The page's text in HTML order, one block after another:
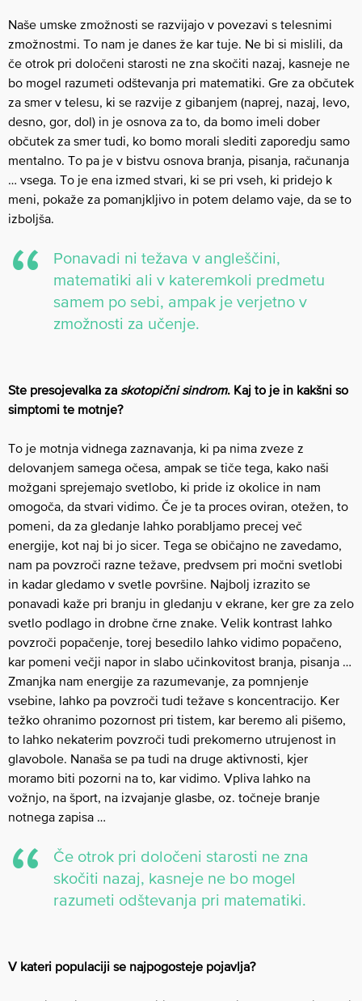
Naše umske zmožnosti se razvijajo v povezavi s telesnimi
zmožnostmi. To nam je danes že kar tuje. Ne bi si mislili, da
če otrok pri določeni starosti ne zna skočiti nazaj, kasneje ne
bo mogel razumeti odštevanja pri matematiki. Gre za občutek
za smer v telesu, ki se razvije z gibanjem (naprej, nazaj, levo,
desno, gor, dol) in je osnova za to, da bomo imeli dober
občutek za smer tudi, ko bomo morali slediti zaporedju samo
mentalno. To pa je v bistvu osnova branja, pisanja, računanja
… vsega. To je ena izmed stvari, ki se pri vseh, ki pridejo k
meni, pokaže za pomanjkljivo in potem delamo vaje, da se to
izboljša.
Ponavadi ni težava v angleščini,
matematiki ali v kateremkoli predmetu
samem po sebi, ampak je verjetno v
zmožnosti za učenje.
Ste presojevalka za skotopični sindrom. Kaj to je in kakšni so
simptomi te motnje?
To je motnja vidnega zaznavanja, ki pa nima zveze z
delovanjem samega očesa, ampak se tiče tega, kako naši
možgani sprejemajo svetlobo, ki pride iz okolice in nam
omogoča, da stvari vidimo. Če je ta proces oviran, otežen, to
pomeni, da za gledanje lahko porabljamo precej več
energije, kot naj bi jo sicer. Tega se običajno ne zavedamo,
nam pa povzroči razne težave, predvsem pri močni svetlobi
in kadar gledamo v svetle površine. Najbolj izrazito se
ponavadi kaže pri branju in gledanju v ekrane, ker gre za zelo
svetlo podlago in drobne črne znake. Velik kontrast lahko
povzroči popačenje, torej besedilo lahko vidimo popačeno,
kar pomeni večji napor in slabo učinkovitost branja, pisanja …
Zmanjka nam energije za razumevanje, za pomnjenje
vsebine, lahko pa povzroči tudi težave s koncentracijo. Ker
težko ohranimo pozornost pri tistem, kar beremo ali pišemo,
to lahko nekaterim povzroči tudi prekomerno utrujenost in
glavobole. Nanaša se pa tudi na druge aktivnosti, kjer
moramo biti pozorni na to, kar vidimo. Vpliva lahko na
vožnjo, na šport, na izvajanje glasbe, oz. točneje branje
notnega zapisa …
Če otrok pri določeni starosti ne zna
skočiti nazaj, kasneje ne bo mogel
razumeti odštevanja pri matematiki.
V kateri populaciji se najpogosteje pojavlja?